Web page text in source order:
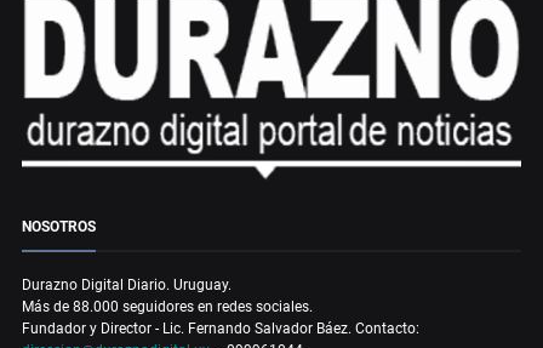
NOSOTROS
Durazno Digital Diario. Uruguay.
Más de 88.000 seguidores en redes sociales.
Fundador y Director - Lic. Fernando Salvador Báez. Contacto: